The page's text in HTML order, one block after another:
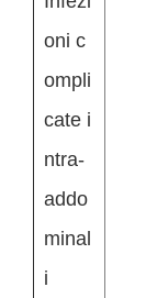
oni c
ompli
cate i
ntra-
addo
minal
i